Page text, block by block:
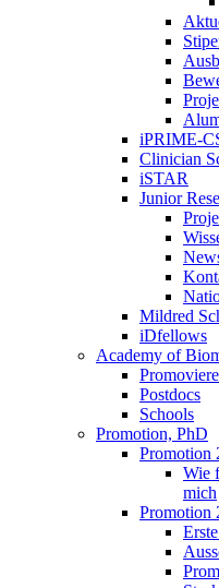
iPRIME-
Clinician
iSTAR
Junior
Mildred
iDfellows
Academy of
Postdocs
Schools
Promotion, PhD
Promotion
Wie
mich
Promotion